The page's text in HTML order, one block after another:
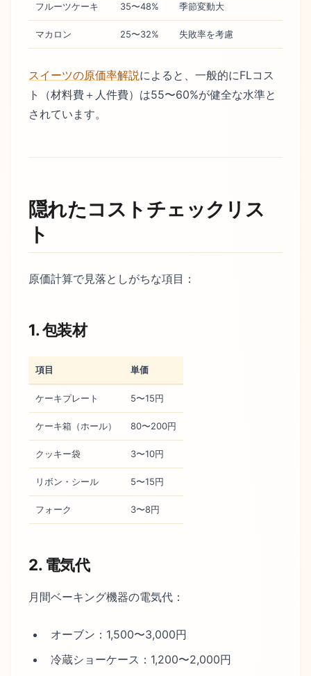
フルーツケーキ 35〜48% 季節変動大
マカロン 25〜32% 失敗率を考慮
スイーツの原価率解説によると、一般的にFLコス
ト（材料費＋人件費）は55〜60%が健全な水準と
されています。
隠れたコストチェックリス
ト
原価計算で見落としがちな項目：
1. 包装材
項目 単価
ケーキプレート 5〜15円
ケーキ箱（ホール） 80〜200円
クッキー袋 3〜10円
リボン・シール 5〜15円
フォーク 3〜8円
2. 電気代
月間ベーキング機器の電気代：
オーブン：1,500〜3,000円
冷蔵ショーケース：1,200〜2,000円